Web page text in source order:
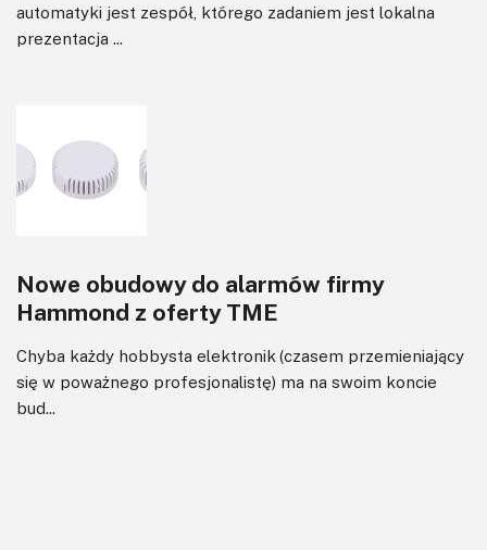
automatyki jest zespół, którego zadaniem jest lokalna
prezentacja ...
Nowe obudowy do alarmów firmy
Hammond z oferty TME
Chyba każdy hobbysta elektronik (czasem przemieniający
się w poważnego profesjonalistę) ma na swoim koncie
bud...